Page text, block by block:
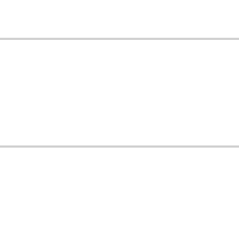
る返礼品
底比較